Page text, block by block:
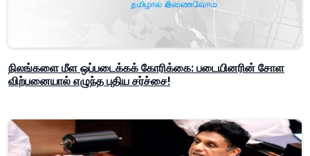
நிலங்களை மீள ஒப்படைக்கக் கோரிக்கை: படையினரின் சோள
விற்பனையால் எழுந்த புதிய சர்ச்சை!